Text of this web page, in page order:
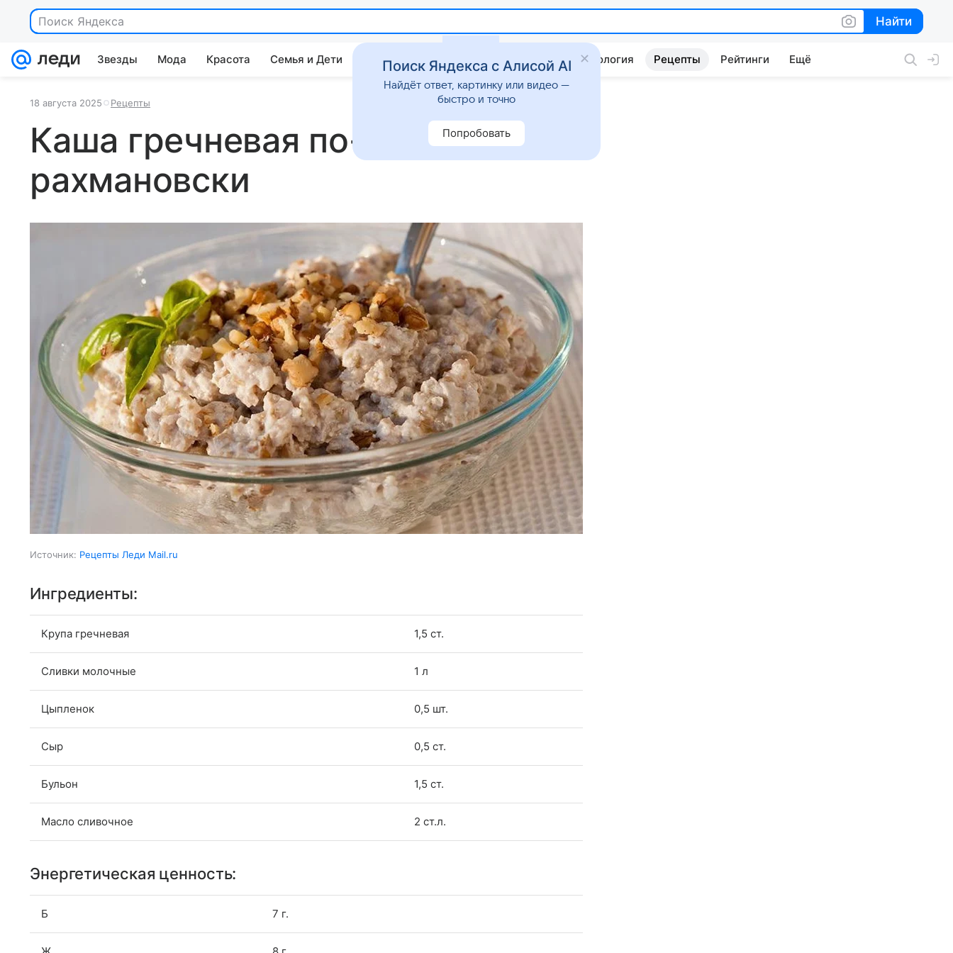
Поиск Яндекса Найти
Найти
Звезды Мода Красота Семья и Дети Дом Гороскопы Стиль жизни Психология Рецепты Рейтинги Ещё
18 августа 2025 Рецепты
Каша гречневая по-
рахмановски
Источник: Рецепты Леди Mail.ru
Ингредиенты:
Крупа гречневая 1,5 ст.
Сливки молочные 1 л
Цыпленок 0,5 шт.
Сыр 0,5 ст.
Бульон 1,5 ст.
Масло сливочное 2 ст.л.
Энергетическая ценность:
Б 7 г.
Поиск Яндекса с Алисой AI
Найдёт ответ, картинку или видео —
быстро и точно
Попробовать